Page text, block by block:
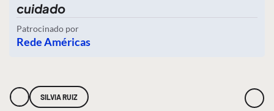
cuidado
Patrocinado por
Rede Américas
SILVIA RUIZ